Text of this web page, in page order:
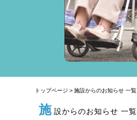
トップページ > 施設からのお知らせ 一覧
施 設からのお知らせ 一覧